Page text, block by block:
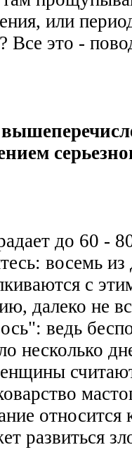
или
Все это -
до 60 -
восемь
с
далеко не
ведь
несколько
развиться